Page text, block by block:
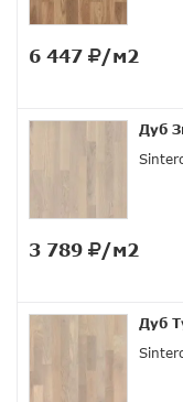
6 447 /м2
Дуб
3 789 /м2
Дуб